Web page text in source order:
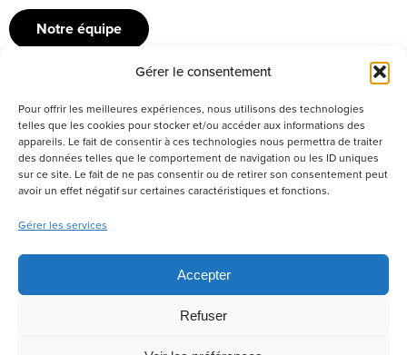
Gérer le consentement
Pour offrir les meilleures expériences, nous utilisons des technologies
telles que les cookies pour stocker et/ou accéder aux informations des
appareils. Le fait de consentir à ces technologies nous permettra de traiter
des données telles que le comportement de navigation ou les ID uniques
sur ce site. Le fait de ne pas consentir ou de retirer son consentement peut
avoir un effet négatif sur certaines caractéristiques et fonctions.
Gérer les services
Accepter
Refuser
Notre équipe
Recrutement
Découvrez nos offres d’emploi ou envoyez votre candidature
spontanée
Postuler